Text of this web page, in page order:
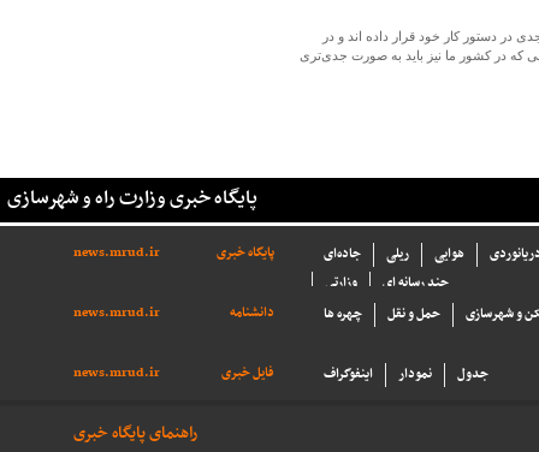
دستور کار خود قرار داده اند و در
در کشور ما نیز باید به صورت جدی‌تری
پایگاه خبری وزارت راه و شهرسازی
پایگاه خبری news.mrud.ir جاده‌ای ریلی هوایی
وزارتی
چند رسانه ای
دانشنامه
news.mrud.ir چهره ها حمل و نقل و شهرسازی
فایل خبری news.mrud.ir اینفوگراف نمودار جدول
راهنمای پایگاه خبری